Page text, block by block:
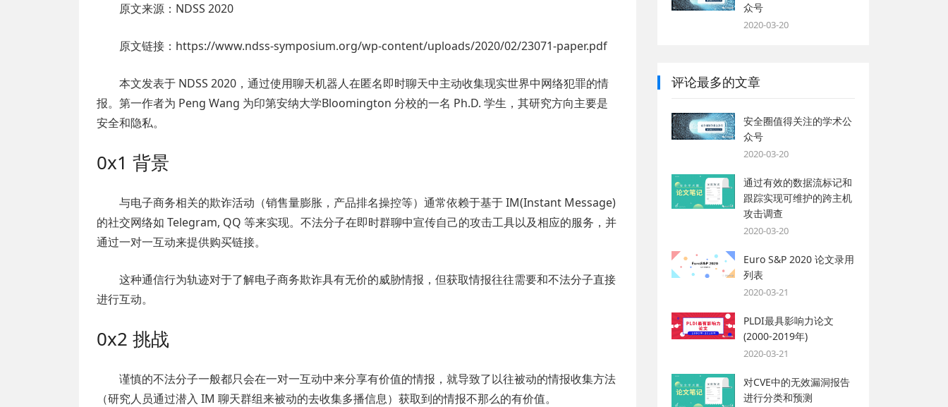
原文来源：NDSS 2020
原文链接：https://www.ndss-symposium.org/wp-content/uploads/2020/02/23071-paper.pdf
本文发表于 NDSS 2020，通过使用聊天机器人在匿名即时聊天中主动收集现实世界中网络犯罪的情
报。第一作者为 Peng Wang 为印第安纳大学Bloomington 分校的一名 Ph.D. 学生，其研究方向主要是
安全和隐私。
0x1 背景
与电子商务相关的欺诈活动（销售量膨胀，产品排名操控等）通常依赖于基于 IM(Instant Message)
的社交网络如 Telegram, QQ 等来实现。不法分子在即时群聊中宣传自己的攻击工具以及相应的服务，并
通过一对一互动来提供购买链接。
这种通信行为轨迹对于了解电子商务欺诈具有无价的威胁情报，但获取情报往往需要和不法分子直接
进行互动。
0x2 挑战
谨慎的不法分子一般都只会在一对一互动中来分享有价值的情报，就导致了以往被动的情报收集方法
（研究人员通过潜入 IM 聊天群组来被动的去收集多播信息）获取到的情报不那么的有价值。
众号
2020-03-20
评论最多的文章
安全圈值得关注的学术公
众号
2020-03-20
通过有效的数据流标记和
跟踪实现可维护的跨主机
攻击调查
2020-03-20
Euro S&P 2020 论文录用
列表
2020-03-21
PLDI最具影响力论文
(2000-2019年)
2020-03-21
对CVE中的无效漏洞报告
进行分类和预测